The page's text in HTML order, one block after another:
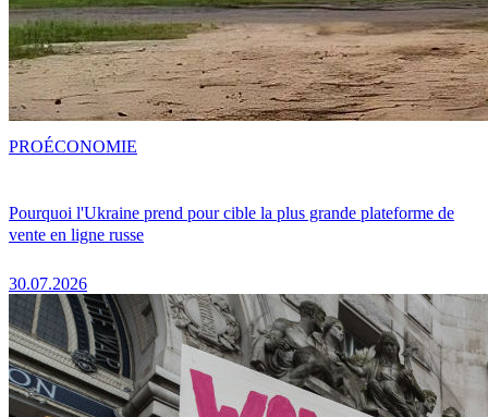
Pourquoi l'Ukraine prend pour cible la plus grande plateforme de
vente en ligne russe
30.07.2026
PROÉCONOMIE